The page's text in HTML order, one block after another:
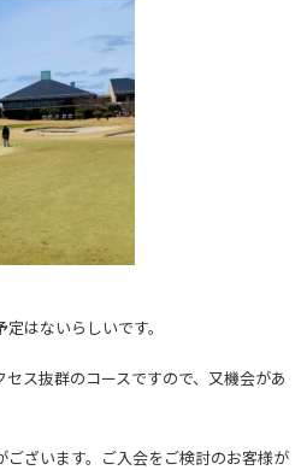
はないらしいです。
ス抜群のコースですので、又機会があ
ざいます。ご入会をご検討のお客様が